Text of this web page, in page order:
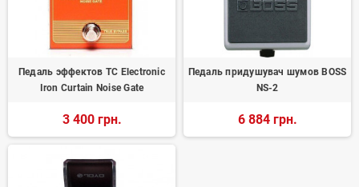
Педаль эффектов TC Electronic
Iron Curtain Noise Gate
3 400 грн.
Педаль придушувач шумов BOSS
NS-2
6 884 грн.